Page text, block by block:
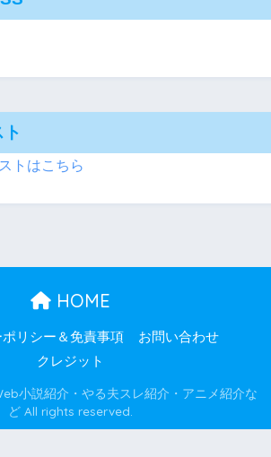
トはこちら
HOME
リシー＆免責事項
お問い合わせ
クレジット
小説紹介・やる夫スレ紹介・アニメ紹介な
ど All rights reserved.